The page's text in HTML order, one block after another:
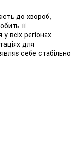
до хвороб,
її
всіх регіонах
для
себе стабільно